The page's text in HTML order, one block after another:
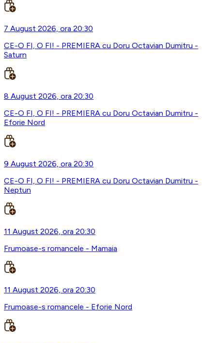
7 August 2026, ora 20:30
CE-O FI, O FI! - PREMIERA cu Doru Octavian Dumitru -
Saturn
8 August 2026, ora 20:30
CE-O FI, O FI! - PREMIERA cu Doru Octavian Dumitru -
Eforie Nord
9 August 2026, ora 20:30
CE-O FI, O FI! - PREMIERA cu Doru Octavian Dumitru -
Neptun
11 August 2026, ora 20:30
Frumoase-s romancele - Mamaia
11 August 2026, ora 20:30
Frumoase-s romancele - Eforie Nord